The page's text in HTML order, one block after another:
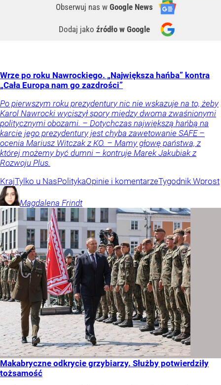
Obserwuj nas w Google News
Dodaj jako źródło w Google
Wrze po roku Nawrockiego. „Największa hańba” kontra
„Cała Europa nam go zazdrości”
Po pierwszym roku prezydentury nic nie wskazuje na to, żeby
Karol Nawrocki wyciszył spory między dwoma zwaśnionymi
politycznymi obozami. – Dotychczas największą hańbą na
karcie jego prezydentury jest chyba zawetowanie SAFE –
ocenia Mariusz Witczak z KO. – Mamy głowę państwa, z
której możemy być dumni – kontruje Marek Jakubiak z
Rozwoju Plus.
KrajTylko u NasPolitykaOpinie i komentarzeTygodnik Wprost
Magdalena Frindt
Makabryczne odkrycie grzybiarzy. Służby potwierdziły
tożsamość